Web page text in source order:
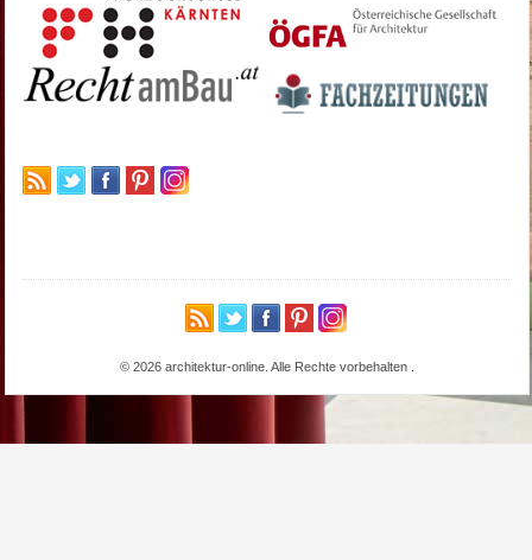
© 2026 architektur-online. Alle Rechte vorbehalten .